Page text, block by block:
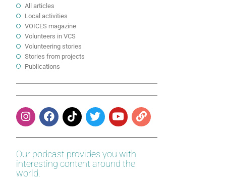
All articles
Local activities
VOICES magazine
Volunteers in VCS
Volunteering stories
Stories from projects
Publications
Our podcast provides you with
interesting content around the
world.